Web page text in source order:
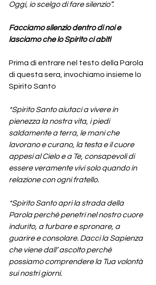
Oggi, io scelgo di fare silenzio”.
Facciamo silenzio dentro di noi e
lasciamo che lo Spirito ci abiti
Prima di entrare nel testo della Parola
di questa sera, invochiamo insieme lo
Spirito Santo
*Spirito Santo aiutaci a vivere in
pienezza la nostra vita, i piedi
saldamente a terra, le mani che
lavorano e curano, la testa e il cuore
appesi al Cielo e a Te, consapevoli di
essere veramente vivi solo quando in
relazione con ogni fratello.
*Spirito Santo apri la strada della
Parola perché penetri nel nostro cuore
indurito, a turbare e spronare, a
guarire e consolare. Dacci la Sapienza
che viene dall’ ascolto perché
possiamo comprendere la Tua volontà
sui nostri giorni.